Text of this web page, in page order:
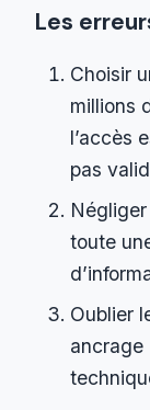
Les
Choisir
millions
l’accès
pas
Négliger
toute
Oublier
ancrage